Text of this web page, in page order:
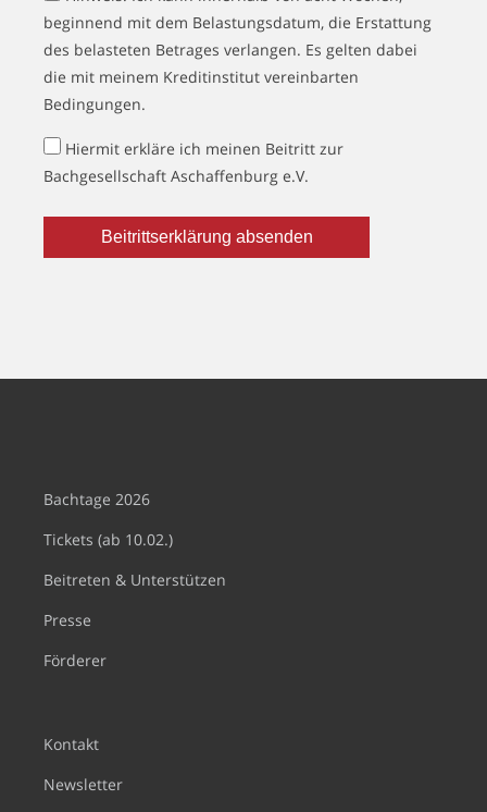
beginnend mit dem Belastungsdatum, die Erstattung
des belasteten Betrages verlangen. Es gelten dabei
die mit meinem Kreditinstitut vereinbarten
Bedingungen.
Hiermit erkläre ich meinen Beitritt zur
Bachgesellschaft Aschaffenburg e.V.
Bachtage 2026
Tickets (ab 10.02.)
Beitreten & Unterstützen
Presse
Förderer
Kontakt
Newsletter